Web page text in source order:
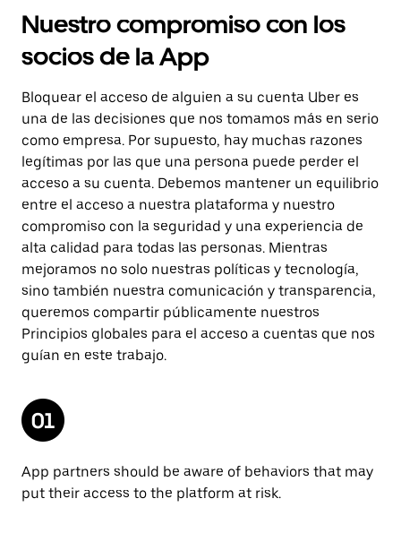
Nuestro compromiso con los
socios de la App
Bloquear el acceso de alguien a su cuenta Uber es
una de las decisiones que nos tomamos más en serio
como empresa. Por supuesto, hay muchas razones
legítimas por las que una persona puede perder el
acceso a su cuenta. Debemos mantener un equilibrio
entre el acceso a nuestra plataforma y nuestro
compromiso con la seguridad y una experiencia de
alta calidad para todas las personas. Mientras
mejoramos no solo nuestras políticas y tecnología,
sino también nuestra comunicación y transparencia,
queremos compartir públicamente nuestros
Principios globales para el acceso a cuentas que nos
guían en este trabajo.
App partners should be aware of behaviors that may
put their access to the platform at risk.